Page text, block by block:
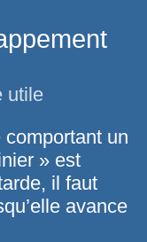
utile
comportant un
» est
il faut
avance